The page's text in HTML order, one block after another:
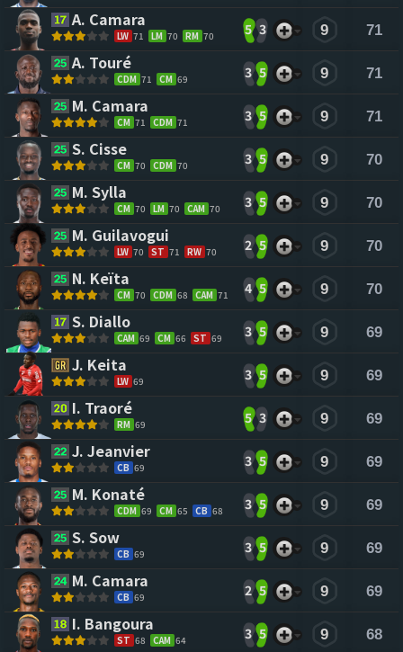
A. Camara
LW 71 LM 70 RM 70 5 3 9 71
A. Touré
CDM 71 CM 69 3 5 9 71
M. Camara
CM 71 CDM 71 3 5 9 71
S. Cisse
CM 70 CDM 70 3 5 9 70
M. Sylla
CM 70 LM 70 CAM 70 3 5 9 70
M. Guilavogui
LW 70 ST 71 RW 70 2 5 9 70
N. Keïta
CM 70 CDM 68 CAM 71 4 5 9 70
S. Diallo
CAM 69 CM 66 ST 69 3 5 9 69
J. Keita
LW 69 3 5 9 69
I. Traoré
RM 69 5 3 9 69
J. Jeanvier
CB 69 3 5 9 69
M. Konaté
CDM 69 CM 65 CB 68 3 5 9 69
S. Sow
CB 69 3 5 9 69
M. Camara
CB 69 2 5 9 69
I. Bangoura
ST 68 CAM 64 3 5 9 68